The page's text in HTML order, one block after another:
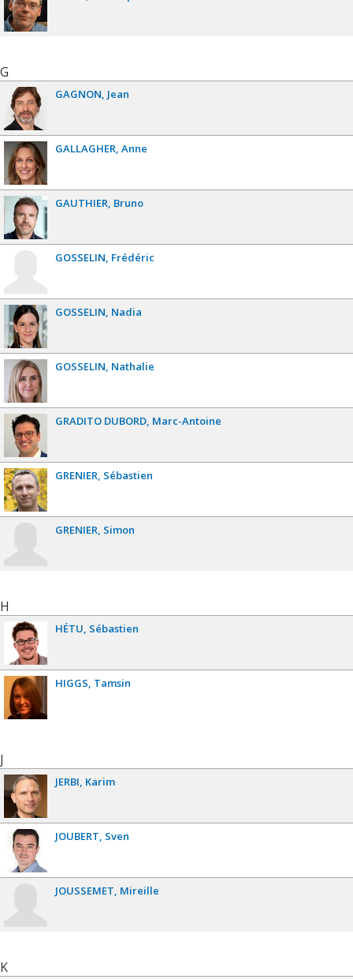
G
GAGNON Jean
GALLAGHER Anne
GAUTHIER Bruno
GOSSELIN Frédéric
GOSSELIN Nadia
GOSSELIN Nathalie
GRADITO DUBORD Marc-Antoine
GRENIER Sébastien
GRENIER Simon
H
HÉTU Sébastien
HIGGS Tamsin
J
JERBI Karim
JOUBERT Sven
JOUSSEMET Mireille
K